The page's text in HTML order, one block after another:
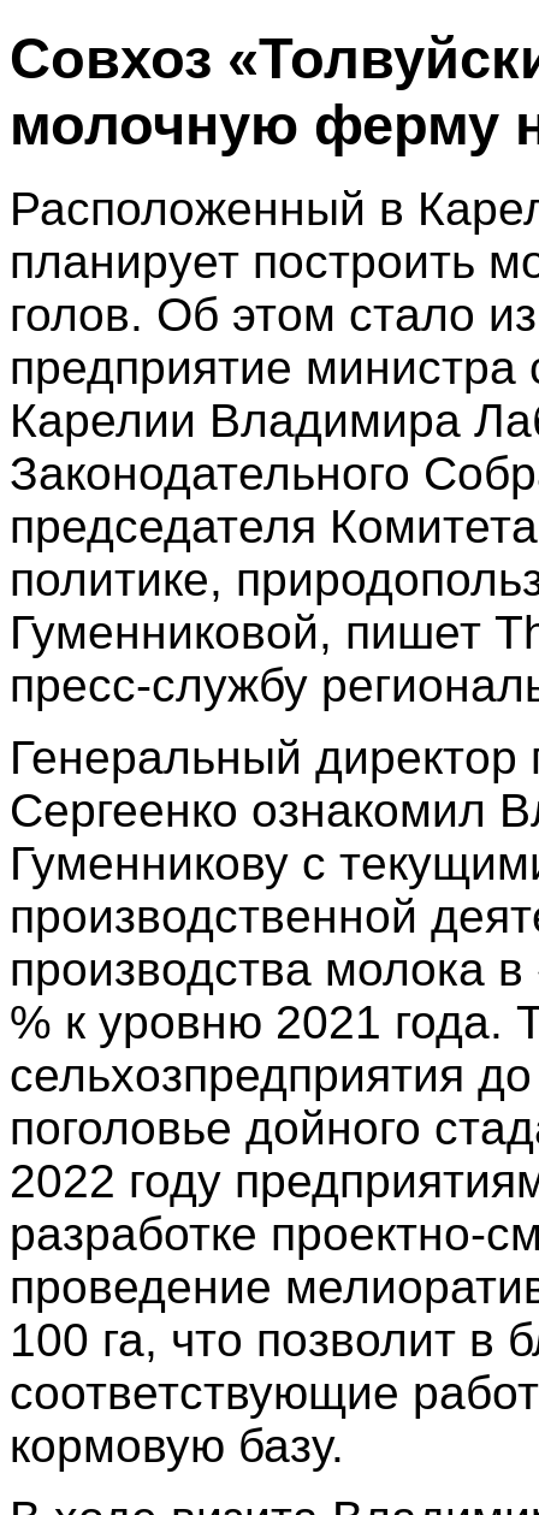
Совхоз
молочную ферму
Расположенный в
планирует построить
голов. Об этом стало
предприятие министра
Карелии Владимира
Законодательного
председателя
политике,
Гуменниковой, пишет
пресс-службу
Генеральный директор
Сергеенко ознакомил
Гуменникову с
производственной
производства молока
% к уровню 2021 года.
сельхозпредприятия
поголовье дойного
2022 году
разработке проектно-
проведение
100 га, что позволит
соответствующие
кормовую базу.